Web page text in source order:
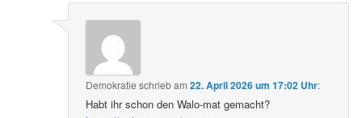
Demokratie schriebam22. April 2026 um 17:02 Uhr:
Habt ihr schon den Walo-mat gemacht?